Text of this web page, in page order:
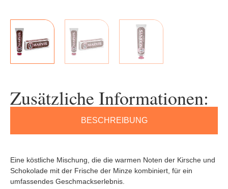
Zusätzliche Informationen:
BESCHREIBUNG
Eine köstliche Mischung, die die warmen Noten der Kirsche und
Schokolade mit der Frische der Minze kombiniert, für ein
umfassendes Geschmackserlebnis.